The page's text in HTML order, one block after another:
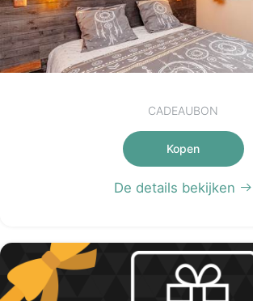
CADEAUBON
Kopen
De details bekijken